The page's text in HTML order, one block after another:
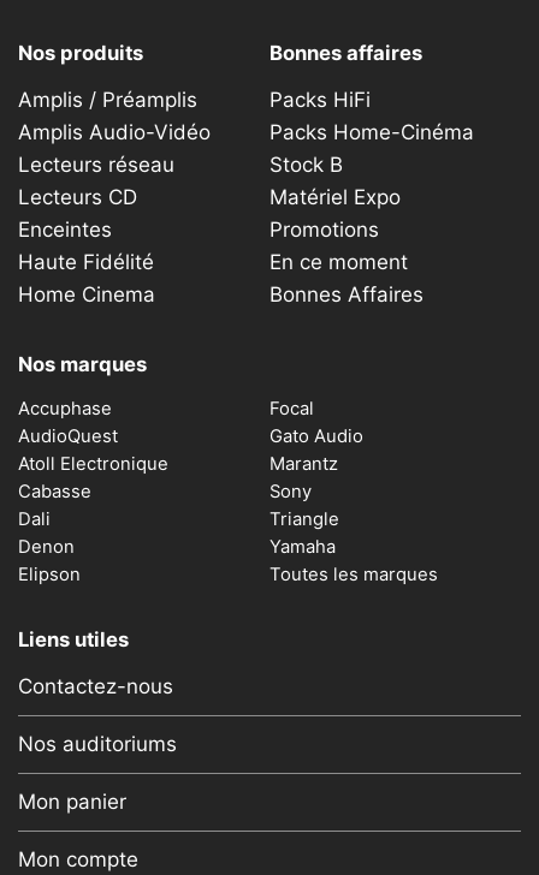
Nos produits
Amplis / Préamplis
Amplis Audio-Vidéo
Lecteurs réseau
Lecteurs CD
Enceintes
Haute Fidélité
Home Cinema
Bonnes affaires
Packs HiFi
Packs Home-Cinéma
Stock B
Matériel Expo
Promotions
En ce moment
Bonnes Affaires
Nos marques
Accuphase
AudioQuest
Atoll Electronique
Cabasse
Dali
Denon
Elipson
Focal
Gato Audio
Marantz
Sony
Triangle
Yamaha
Toutes les marques
Liens utiles
Contactez-nous
Nos auditoriums
Mon panier
Mon compte